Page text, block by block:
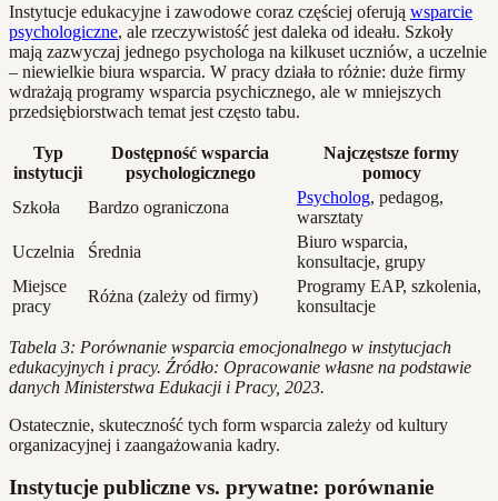
Instytucje edukacyjne i zawodowe coraz częściej oferują wsparcie
psychologiczne, ale rzeczywistość jest daleka od ideału. Szkoły
mają zazwyczaj jednego psychologa na kilkuset uczniów, a uczelnie
– niewielkie biura wsparcia. W pracy działa to różnie: duże firmy
wdrażają programy wsparcia psychicznego, ale w mniejszych
przedsiębiorstwach temat jest często tabu.
Typ
instytucji
Dostępność wsparcia
psychologicznego
Najczęstsze formy
pomocy
Szkoła
Bardzo ograniczona
Psycholog, pedagog,
warsztaty
Uczelnia
Średnia
Biuro wsparcia,
konsultacje, grupy
Miejsce
pracy
Różna (zależy od firmy)
Programy EAP, szkolenia,
konsultacje
Tabela 3: Porównanie wsparcia emocjonalnego w instytucjach
edukacyjnych i pracy. Źródło: Opracowanie własne na podstawie
danych Ministerstwa Edukacji i Pracy, 2023.
Ostatecznie, skuteczność tych form wsparcia zależy od kultury
organizacyjnej i zaangażowania kadry.
Instytucje publiczne vs. prywatne: porównanie